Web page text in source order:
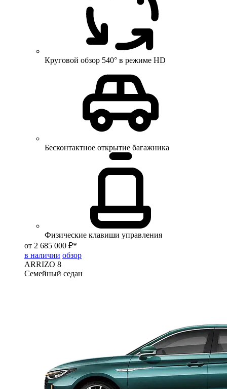
Круговой обзор 540° в режиме HD
Бесконтактное открытие багажника
Физические клавиши управления
от 2 685 000 ₽*
в наличии обзор
ARRIZO 8
Семейный седан